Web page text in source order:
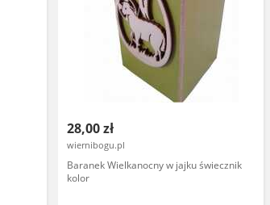
28,00 zł
wiernibogu.pl
Baranek Wielkanocny w jajku świecznik
kolor